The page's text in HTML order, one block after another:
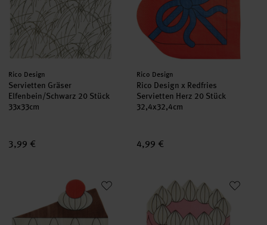
Hersteller:
Rico Design
Servietten Gräser
Elfenbein/Schwarz 20 Stück
33x33cm
3,99 €
Hersteller:
Rico Design
Rico Design x Redfries
Servietten Herz 20 Stück
32,4x32,4cm
4,99 €
Rico Design x Redfries Servietten Tortenstück 20 Stück
Rico Design x Redfries